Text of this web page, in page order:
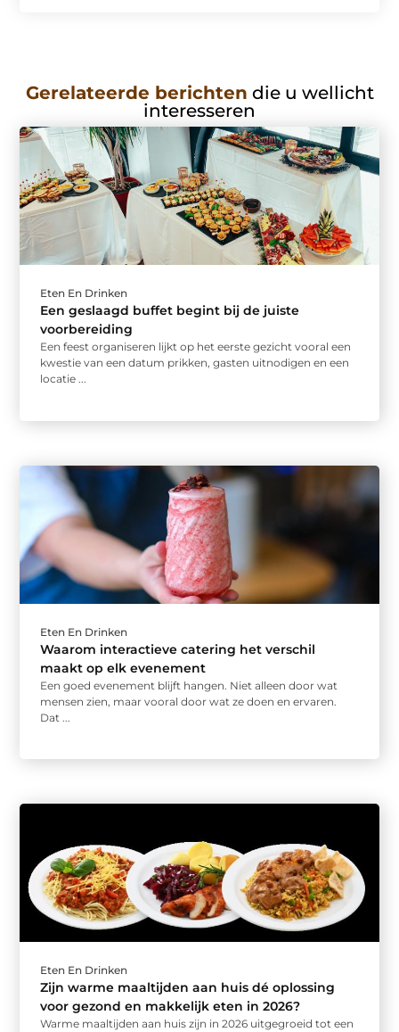
Gerelateerde berichten die u wellicht
interesseren
Eten En Drinken
Een geslaagd buffet begint bij de juiste
voorbereiding
Een feest organiseren lijkt op het eerste gezicht vooral een
kwestie van een datum prikken, gasten uitnodigen en een
locatie ...
Eten En Drinken
Waarom interactieve catering het verschil
maakt op elk evenement
Een goed evenement blijft hangen. Niet alleen door wat
mensen zien, maar vooral door wat ze doen en ervaren.
Dat ...
Eten En Drinken
Zijn warme maaltijden aan huis dé oplossing
voor gezond en makkelijk eten in 2026?
Warme maaltijden aan huis zijn in 2026 uitgegroeid tot een